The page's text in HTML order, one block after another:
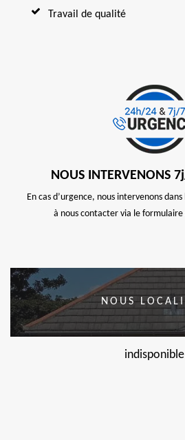
Travail de qualité
NOUS INTERVENONS
En cas d’urgence, nous intervenons
à nous contacter via le formulaire
NOUS
indisponible